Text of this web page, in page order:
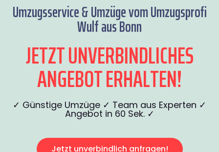
Umzugsservice & Umzüge vom Umzugsprofi
Wulf aus Bonn
JETZT UNVERBINDLICHES
ANGEBOT ERHALTEN!
✓ Günstige Umzüge ✓ Team aus Experten ✓
Angebot in 60 Sek. ✓
Jetzt unverbindlich anfragen!